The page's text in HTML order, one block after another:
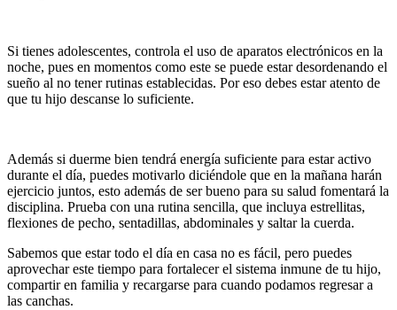
Si tienes adolescentes, controla el uso de aparatos electrónicos en la
noche, pues en momentos como este se puede estar desordenando el
sueño al no tener rutinas establecidas. Por eso debes estar atento de
que tu hijo descanse lo suficiente.
Además si duerme bien tendrá energía suficiente para estar activo
durante el día, puedes motivarlo diciéndole que en la mañana harán
ejercicio juntos, esto además de ser bueno para su salud fomentará la
disciplina. Prueba con una rutina sencilla, que incluya estrellitas,
flexiones de pecho, sentadillas, abdominales y saltar la cuerda.
Sabemos que estar todo el día en casa no es fácil, pero puedes
aprovechar este tiempo para fortalecer el sistema inmune de tu hijo,
compartir en familia y recargarse para cuando podamos regresar a
las canchas.